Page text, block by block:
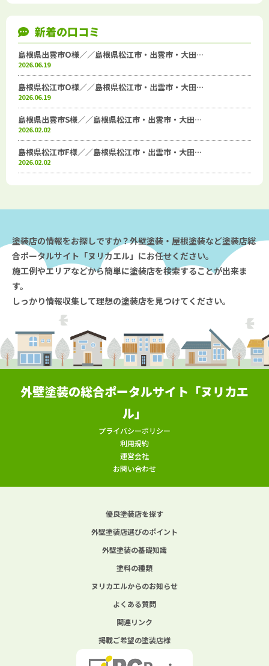
新着の口コミ
島根県出雲市O様／／島根県松江市・出雲市・大田…
2026.06.19
島根県松江市O様／／島根県松江市・出雲市・大田…
2026.06.19
島根県出雲市S様／／島根県松江市・出雲市・大田…
2026.02.02
島根県松江市F様／／島根県松江市・出雲市・大田…
2026.02.02
塗装店の情報をお探しですか？外壁塗装・屋根塗装など塗装店総
合ポータルサイト「ヌリカエル」にお任せください。
施工例やエリアなどから簡単に塗装店を検索することが出来ま
す。
しっかり情報収集して理想の塗装店を見つけてください。
外壁塗装の総合ポータルサイト「ヌリカエ
ル」
プライバシーポリシー
利用規約
運営会社
お問い合わせ
優良塗装店を探す
外壁塗装店選びのポイント
外壁塗装の基礎知識
塗料の種類
ヌリカエルからのお知らせ
よくある質問
関連リンク
掲載ご希望の塗装店様